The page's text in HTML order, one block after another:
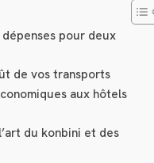
pour deux
de vos transports
aux hôtels
du konbini et des